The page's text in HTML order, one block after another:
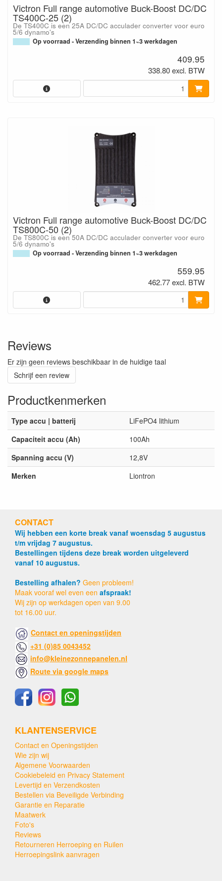
Victron Full range automotive Buck-Boost DC/DC
TS400C-25 (2)
De TS400C is een 25A DC/DC acculader converter voor euro
5/6 dynamo's
Op voorraad - Verzending binnen 1~3 werkdagen
409.95
338.80 excl. BTW
Victron Full range automotive Buck-Boost DC/DC
TS800C-50 (2)
De TS800C is een 50A DC/DC acculader converter voor euro
5/6 dynamo's
Op voorraad - Verzending binnen 1~3 werkdagen
559.95
462.77 excl. BTW
Reviews
Er zijn geen reviews beschikbaar in de huidige taal
Schrijf een review
Productkenmerken
Type accu | batterij
LiFePO4 lithium
Capaciteit accu (Ah)
100Ah
Spanning accu (V)
12,8V
Merken
Liontron
CONTACT
Wij hebben een korte break vanaf woensdag 5 augustus
t/m vrijdag 7 augustus.
Bestellingen tijdens deze break worden uitgeleverd
vanaf 10 augustus.
Bestelling afhalen? Geen probleem!
Maak vooraf wel even een afspraak!
Wij zijn op werkdagen open van 9.00
tot 16.00 uur.
Contact en openingstijden
+31 (0)85 0043452
info@kleinezonnepanelen.nl
Route via google maps
KLANTENSERVICE
Contact en Openingstijden
Wie zijn wij
Algemene Voorwaarden
Cookiebeleid en Privacy Statement
Levertijd en Verzendkosten
Bestellen via Beveiligde Verbinding
Garantie en Reparatie
Maatwerk
Foto's
Reviews
Retourneren Herroeping en Ruilen
Herroepingslink aanvragen